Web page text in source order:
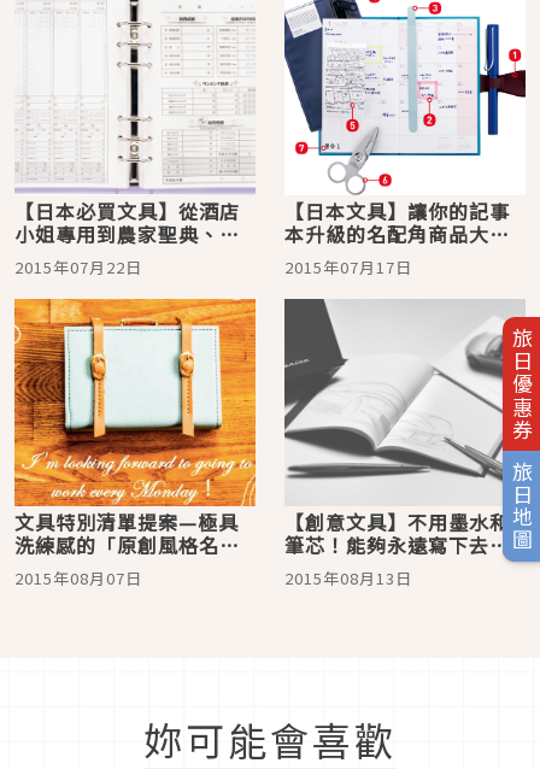
旅日優惠券
旅日地圖
【日本必買文具】從酒店
小姐專用到農家聖典、飛
行員用、長野縣民手冊！
深奧的記事本世界
2015年07月22日
【日本文具】讓你的記事
本升級的名配角商品大集
合
2015年07月17日
文具特別清單提案—極具
洗練感的「原創風格名片
盒」！可愛、質感兼具，
一定會和意料外的人邂逅
2015年08月07日
【創意文具】不用墨水和
筆芯！能夠永遠寫下去的
筆『NAPKIN 4.EVER』
2015年08月13日
妳可能會喜歡